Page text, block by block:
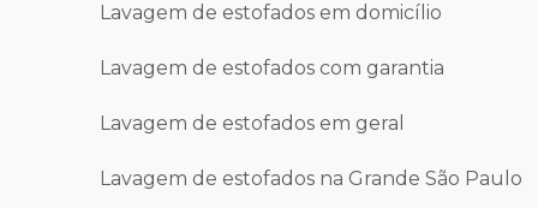
Lavagem de estofados em domicílio
Lavagem de estofados com garantia
Lavagem de estofados em geral
Lavagem de estofados na Grande São Paulo